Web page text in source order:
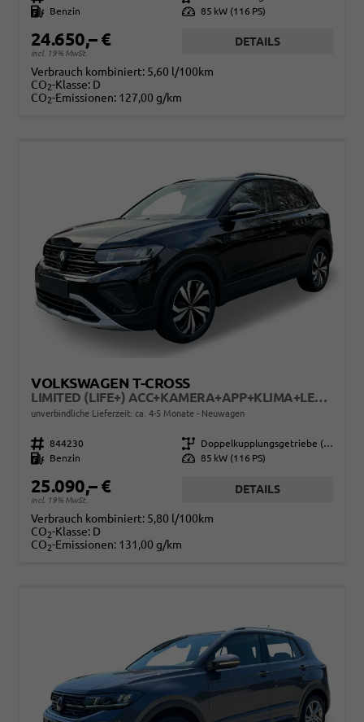
Kraftstoff
Benzin Leistung 85 kW (116 PS)
24.650,– €
incl. 19% MwSt.
DETAILS
Verbrauch kombiniert: 5,60 l/100km
CO2-Klasse: D
CO2-Emissionen: 127,00 g/km
VOLKSWAGEN T-CROSS
LIMITED (LIFE+) ACC+KAMERA+APP+KLIMA+LED+17'' ALU
unverbindliche Lieferzeit: ca. 4-5 Monate Neuwagen
Fahrzeugnr. 844230 Getriebe
Doppelkupplungsgetriebe (DSG)
Kraftstoff
Benzin Leistung 85 kW (116 PS)
25.090,– €
incl. 19% MwSt.
DETAILS
Verbrauch kombiniert: 5,80 l/100km
CO2-Klasse: D
CO2-Emissionen: 131,00 g/km